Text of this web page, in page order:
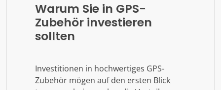
Warum Sie in GPS-
Zubehör investieren
sollten
Investitionen in hochwertiges GPS-
Zubehör mögen auf den ersten Blick